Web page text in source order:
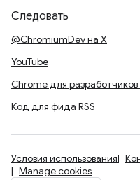
Следовать
@ChromiumDev на X
YouTube
Chrome для
Код для фида RSS
Условия использования
Manage cookies